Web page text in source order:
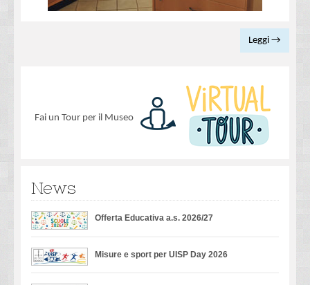
Leggi →
Fai un Tour per il Museo
News
Offerta Educativa a.s. 2026/27
Misure e sport per UISP Day 2026